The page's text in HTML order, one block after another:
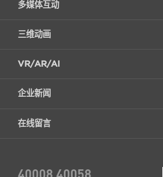
多媒体互动
三维动画
VR/AR/AI
企业新闻
在线留言
40008 40058